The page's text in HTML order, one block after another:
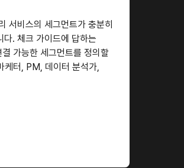
서비스의 세그먼트가 충분히
. 체크 가이드에 답하는
가능한 세그먼트를 정의할
케터, PM, 데이터 분석가,